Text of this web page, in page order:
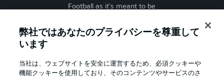
Football as it's meant to be
弊社ではあなたのプライバシーを尊重して
います
当社は、ウェブサイトを安全に運営するため、必須クッキーや
機能クッキーを使用しており、そのコンテンツやサービスのさ